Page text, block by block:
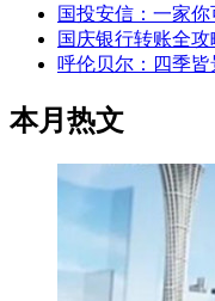
国投安信：一家
国庆银行转账全
呼伦贝尔：四季
本月热文